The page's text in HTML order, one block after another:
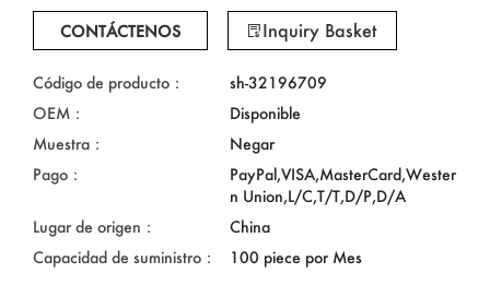
CONTÁCTENOS Inquiry Basket
Código de producto：
sh-32196709
OEM：
Disponible
Muestra：
Negar
Pago：
PayPal,VISA,MasterCard,Wester
n Union,L/C,T/T,D/P,D/A
Lugar de origen：
China
Capacidad de suministro：
100 piece por Mes